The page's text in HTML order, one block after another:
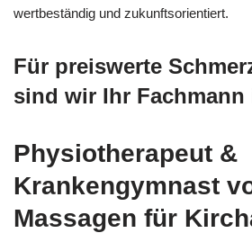
wertbeständig und zukunftsorientiert.
Für preiswerte
sind wir Ihr
Physiotherapeut &
Krankengymnast
Massagen für